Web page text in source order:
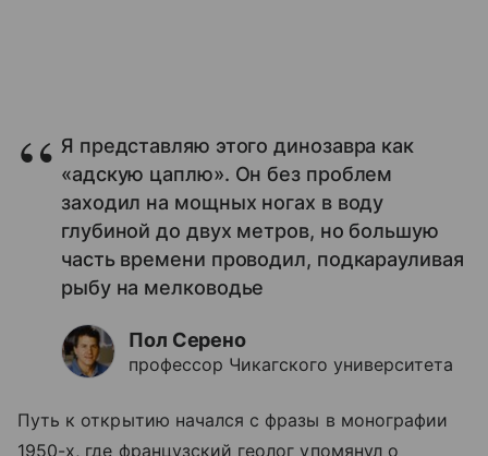
Я представляю этого динозавра как
«адскую цаплю». Он без проблем
заходил на мощных ногах в воду
глубиной до двух метров, но большую
часть времени проводил, подкарауливая
рыбу на мелководье
Пол Серено
профессор Чикагского университета
Путь к открытию начался с фразы в монографии
1950-х, где французский геолог упомянул о